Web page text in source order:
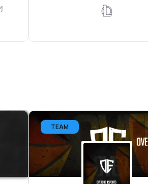
TEAM